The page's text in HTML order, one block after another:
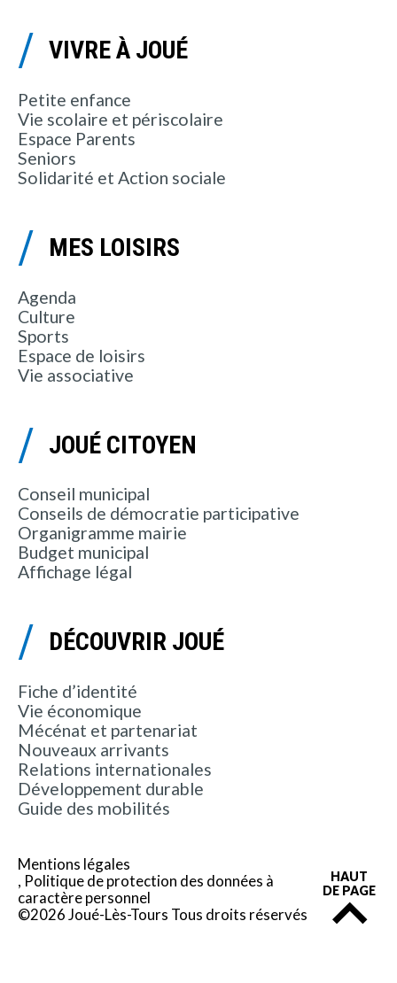
VIVRE À JOUÉ
Petite enfance
Vie scolaire et périscolaire
Espace Parents
Seniors
Solidarité et Action sociale
MES LOISIRS
Agenda
Culture
Sports
Espace de loisirs
Vie associative
JOUÉ CITOYEN
Conseil municipal
Conseils de démocratie participative
Organigramme mairie
Budget municipal
Affichage légal
DÉCOUVRIR JOUÉ
Fiche d’identité
Vie économique
Mécénat et partenariat
Nouveaux arrivants
Relations internationales
Développement durable
Guide des mobilités
Mentions légales
Politique de protection des données à
caractère personnel
©2026 Joué-Lès-Tours Tous droits réservés
HAUT
DE PAGE